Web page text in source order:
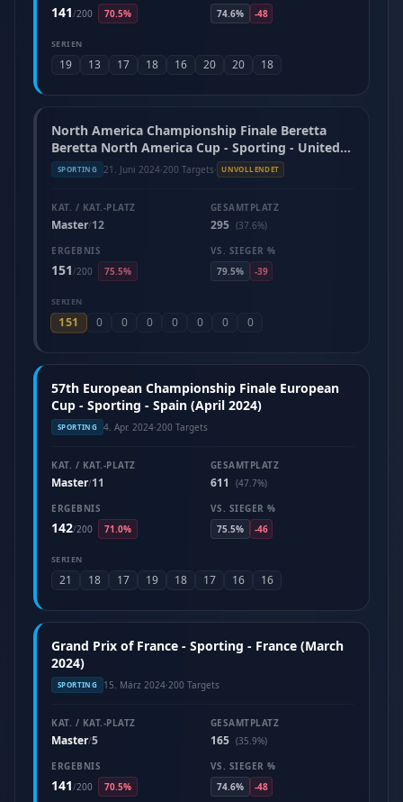
141/200 70.5% 74.6% -48
SERIEN
19 13 17 18 16 20 20 18
North America Championship Finale Beretta
Beretta North America Cup - Sporting - United
States (June 2024)
SPORTING 21. Juni 2024·200 Targets· UNVOLLENDET
KAT. / KAT.-PLATZ
Master/12
GESAMTPLATZ
295 (37.6%)
ERGEBNIS
151/200 75.5%
VS. SIEGER %
79.5%
-39
SERIEN
151 0 0 0 0 0 0 0
57th European Championship Finale European
Cup - Sporting - Spain (April 2024)
SPORTING 4. Apr. 2024·200 Targets
KAT. / KAT.-PLATZ
Master/11
GESAMTPLATZ
611
(47.7%)
ERGEBNIS
142/200 71.0%
VS. SIEGER %
75.5%
-46
SERIEN
21 18 17 19 18 17 16 16
Grand Prix of France - Sporting - France (March
2024)
SPORTING 15. März 2024·200 Targets
KAT. / KAT.-PLATZ
Master/5
GESAMTPLATZ
165 (35.9%)
ERGEBNIS
141/200 70.5%
VS. SIEGER %
74.6%
-48